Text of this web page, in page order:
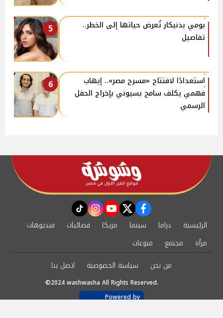
5
بومي بدنيكار تُعرض حياتها إلى الخطر..
تفاصيل
6
استعدادًا لافتتاح «مسرح مصر».. إيهاب
فهمي يكلف سامح بسيوني بإخراج الحفل
الرسمي
facebook
twitter
youtube
instagram
tiktok
الرئيسية دراما سينما مزيكا فضائيات
فيديوهات
مرأة
مجتمع
منوعات
من نحن
سياسة الخصوصية اتصل بنا
©2024 washwasha All Rights Reserved.
Powered by